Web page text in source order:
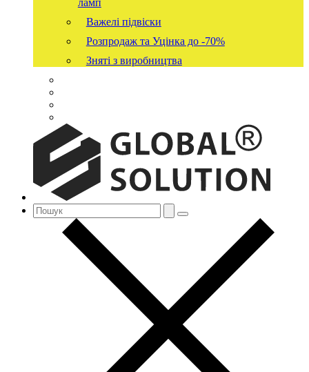
ламп
Важелі підвіски
Розпродаж та Уцінка до -70%
Зняті з виробництва